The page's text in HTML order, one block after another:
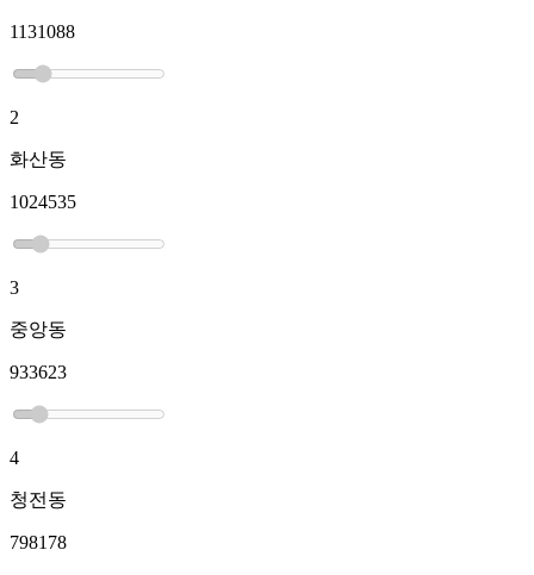
1131088
2
화산동
1024535
3
중앙동
933623
4
청전동
798178